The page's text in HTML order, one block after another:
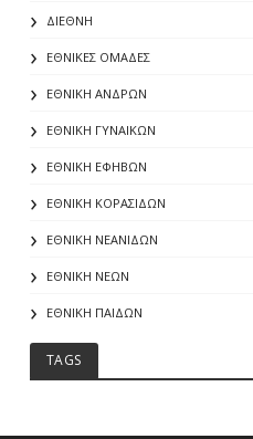
ΔΙΕΘΝΗ
ΕΘΝΙΚΕΣ ΟΜΑΔΕΣ
ΕΘΝΙΚΗ ΑΝΔΡΩΝ
ΕΘΝΙΚΗ ΓΥΝΑΙΚΩΝ
ΕΘΝΙΚΗ ΕΦΗΒΩΝ
ΕΘΝΙΚΗ ΚΟΡΑΣΙΔΩΝ
ΕΘΝΙΚΗ ΝΕΑΝΙΔΩΝ
ΕΘΝΙΚΗ ΝΕΩΝ
ΕΘΝΙΚΗ ΠΑΙΔΩΝ
TAGS